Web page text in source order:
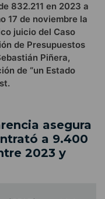
832.211 en 2023 a
17 de noviembre la
juicio del Caso
de Presupuestos
Piñera,
de “un Estado
asegura
a 9.400
2023 y